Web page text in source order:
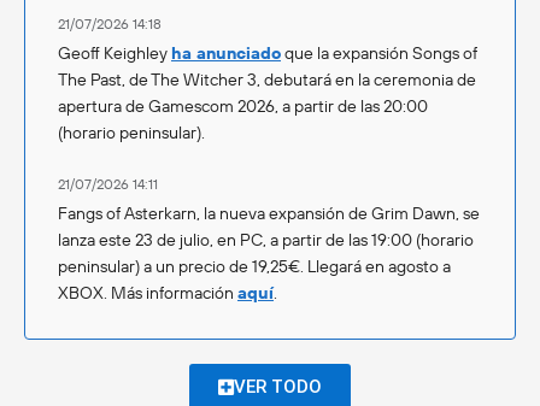
21/07/2026 14:18
Geoff Keighley ha anunciadoque la expansión Songs of
The Past, de The Witcher 3, debutará en la ceremonia de
apertura de Gamescom 2026, a partir de las 20:00
(horario peninsular).
21/07/2026 14:11
Fangs of Asterkarn, la nueva expansión de Grim Dawn, se
lanza este 23 de julio, en PC, a partir de las 19:00 (horario
peninsular) a un precio de 19,25€. Llegará en agosto a
XBOX. Más información aquí.
VER TODO